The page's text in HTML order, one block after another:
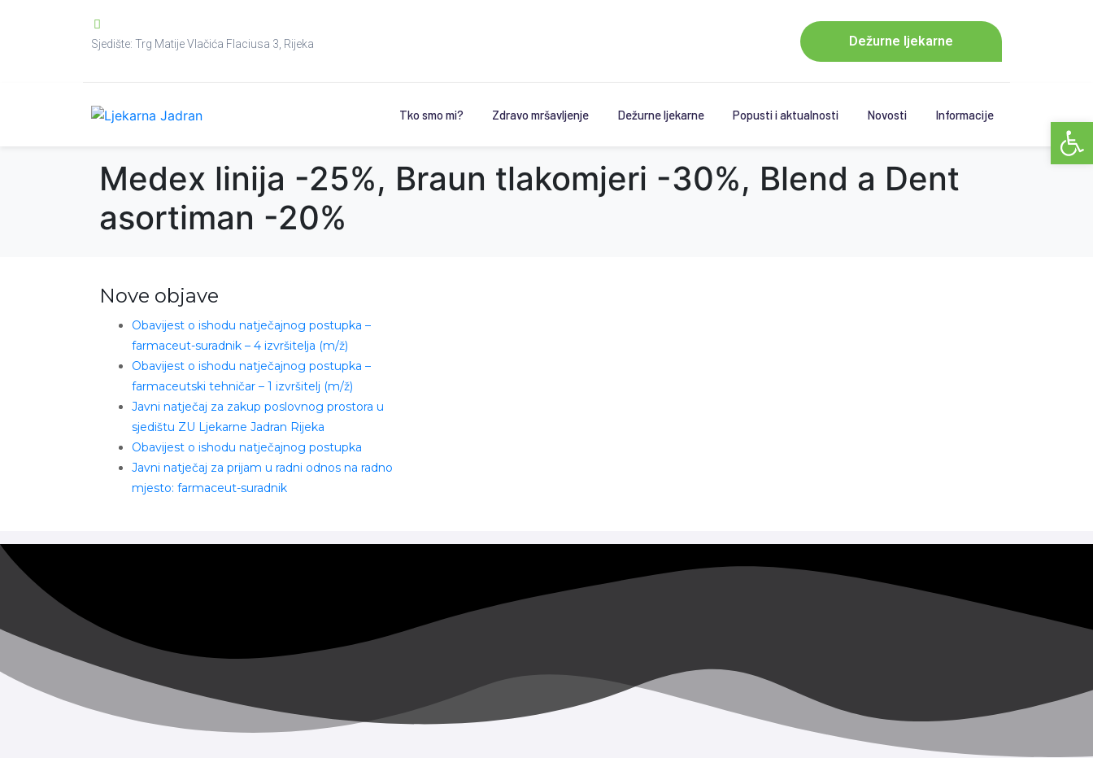
Sjedište: Trg Matije Vlačića Flaciusa 3, Rijeka Dežurne ljekarne
Tko smo mi? Zdravo mršavljenje Dežurne ljekarne Popusti i aktualnosti Novosti Informacije
Medex linija -25%, Braun tlakomjeri -30%, Blend a Dent
asortiman -20%
Nove objave
Obavijest o ishodu natječajnog postupka –
farmaceut-suradnik – 4 izvršitelja (m/ž)
Obavijest o ishodu natječajnog postupka –
farmaceutski tehničar – 1 izvršitelj (m/ž)
Javni natječaj za zakup poslovnog prostora u
sjedištu ZU Ljekarne Jadran Rijeka
Obavijest o ishodu natječajnog postupka
Javni natječaj za prijam u radni odnos na radno
mjesto: farmaceut-suradnik